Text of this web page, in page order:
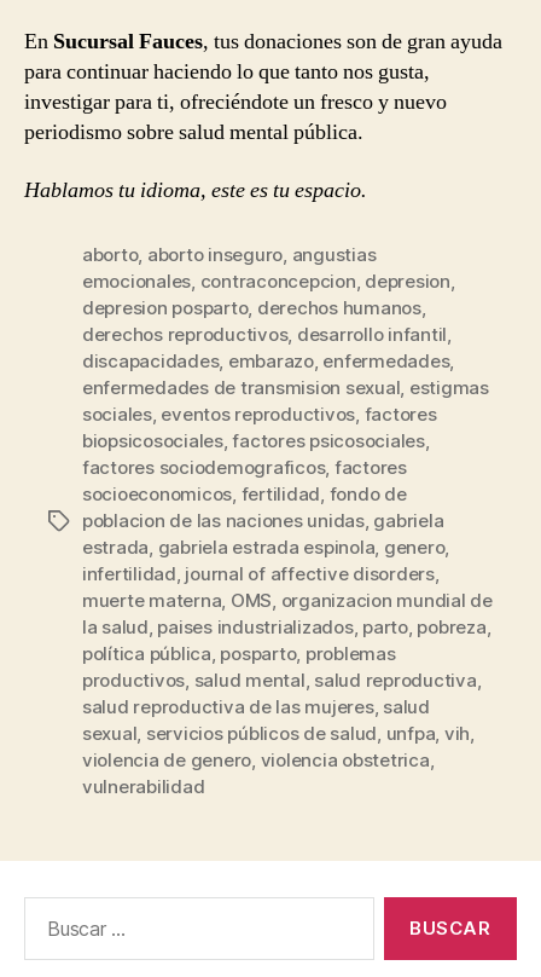
En Sucursal Fauces, tus donaciones son de gran ayuda
para continuar haciendo lo que tanto nos gusta,
investigar para ti, ofreciéndote un fresco y nuevo
periodismo sobre salud mental pública.
Hablamos tu idioma, este es tu espacio.
Etiquetas
aborto, aborto inseguro angustias
emocionales contraconcepcion depresion
depresion posparto, derechos humanos,
derechos reproductivos, desarrollo infantil
discapacidades, embarazo, enfermedades,
enfermedades de transmision sexual estigmas
sociales, eventos reproductivos factores
biopsicosociales,factores psicosociales,
factores sociodemograficos, factores
socioeconomicos fertilidad fondo de
poblacion de las naciones unidas, gabriela
estrada gabriela estrada espinola genero,
infertilidad journal of affective disorders,
muerte materna OMS organizacion mundial de
la salud paises industrializados, parto, pobreza
política pública posparto, problemas
productivos salud mental salud reproductiva
salud reproductiva de las mujeres, salud
sexual servicios públicos de salud unfpa vih
violencia de genero violencia obstetrica
vulnerabilidad